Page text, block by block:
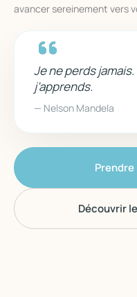
avancer sereinement vers
Je ne perds
j’apprends.
— Nelson Mandela
Découvrir